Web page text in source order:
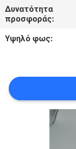
ΣΕ
ΕΠΑΦΉ
ΜΕ
ΖΗΤΉΣΤΕ
ΈΝΑ
Δυνατότητα
προσφοράς:
Υψηλό φως: